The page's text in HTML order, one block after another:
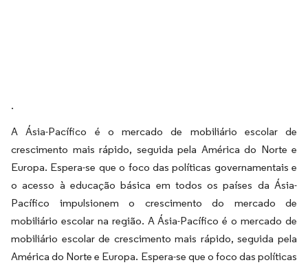
.
A Ásia-Pacífico é o mercado de mobiliário escolar de
crescimento mais rápido, seguida pela América do Norte e
Europa. Espera-se que o foco das políticas governamentais e
o acesso à educação básica em todos os países da Ásia-
Pacífico impulsionem o crescimento do mercado de
mobiliário escolar na região. A Ásia-Pacífico é o mercado de
mobiliário escolar de crescimento mais rápido, seguida pela
América do Norte e Europa. Espera-se que o foco das políticas